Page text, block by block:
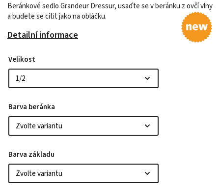
Beránkové sedlo Grandeur Dressur, usaďte se v beránku z ovčí vlny
a budete se cítit jako na obláčku.
Detailní informace
Velikost
Barva beránka
Barva základu